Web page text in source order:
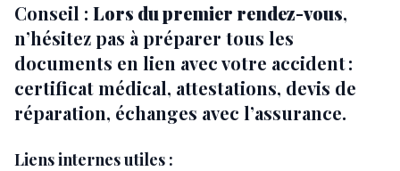
Conseil : Lors du premier rendez-vous,
n’hésitez pas à préparer tous les
documents en lien avec votre accident :
certificat médical, attestations, devis de
réparation, échanges avec l’assurance.
Liens internes utiles :